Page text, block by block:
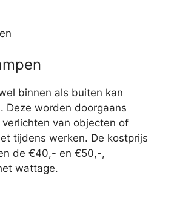
binnen als buiten kan
Deze worden doorgaans
van objecten of
tijdens werken. De kostprijs
de €40,- en €50,-,
wattage.